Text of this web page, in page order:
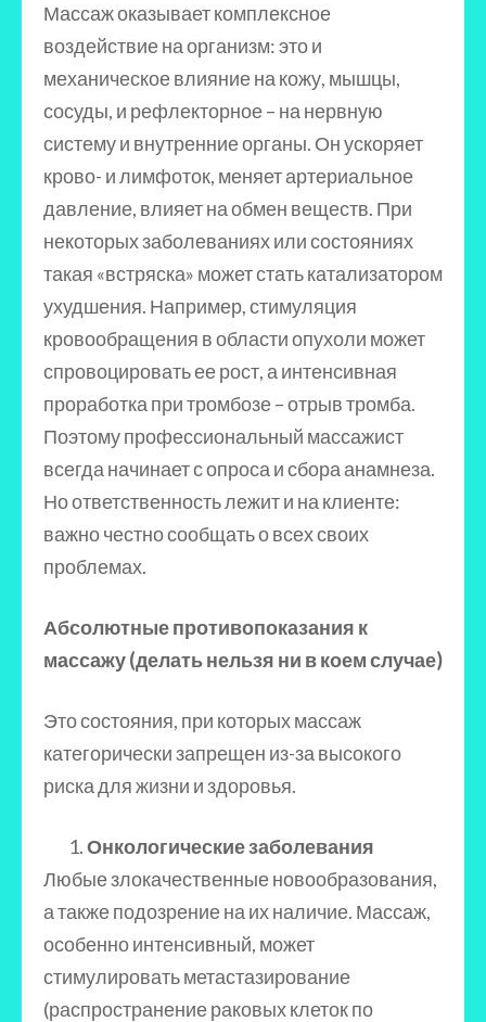
Массаж оказывает комплексное
воздействие на организм: это и
механическое влияние на кожу, мышцы,
сосуды, и рефлекторное – на нервную
систему и внутренние органы. Он ускоряет
крово- и лимфоток, меняет артериальное
давление, влияет на обмен веществ. При
некоторых заболеваниях или состояниях
такая «встряска» может стать катализатором
ухудшения. Например, стимуляция
кровообращения в области опухоли может
спровоцировать ее рост, а интенсивная
проработка при тромбозе – отрыв тромба.
Поэтому профессиональный массажист
всегда начинает с опроса и сбора анамнеза.
Но ответственность лежит и на клиенте:
важно честно сообщать о всех своих
проблемах.
Абсолютные противопоказания к
массажу (делать нельзя ни в коем случае)
Это состояния, при которых массаж
категорически запрещен из-за высокого
риска для жизни и здоровья.
Онкологические заболевания
Любые злокачественные новообразования,
а также подозрение на их наличие. Массаж,
особенно интенсивный, может
стимулировать метастазирование
(распространение раковых клеток по